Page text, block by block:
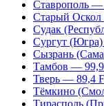
Ставрополь —
Старый Оскол
Судак
Сургут
Сызрань
Тамбов —
Тверь — 89,4
Тёмкино
Тирасполь